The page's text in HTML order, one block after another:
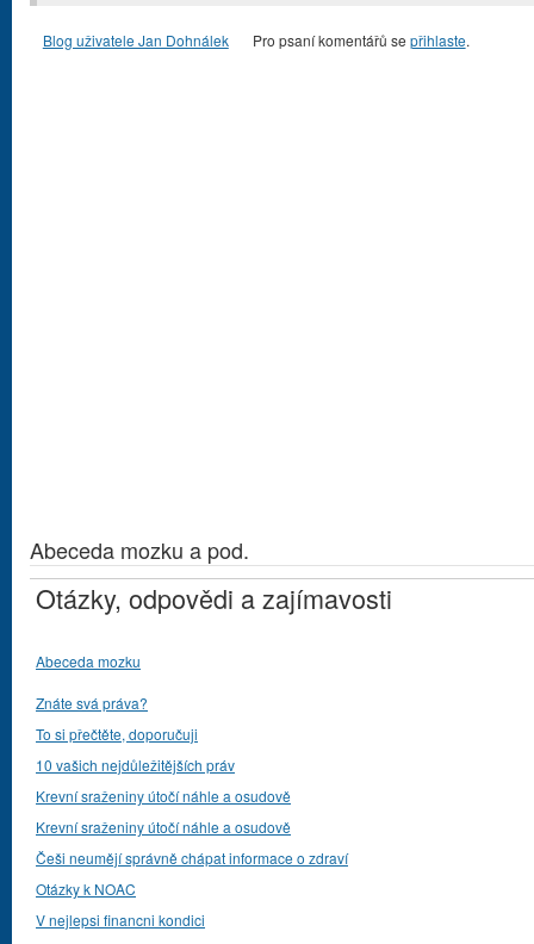
Blog uživatele Jan Dohnálek Pro psaní komentářů se přihlaste.
Abeceda mozku a pod.
Otázky, odpovědi a zajímavosti
Abeceda mozku
Znáte svá práva?
To si přečtěte, doporučuji
10 vašich nejdůležitějších práv
Krevní sraženiny útočí náhle a osudově
Krevní sraženiny útočí náhle a osudově
Češi neumějí správně chápat informace o zdraví
Otázky k NOAC
V nejlepsi financni kondici